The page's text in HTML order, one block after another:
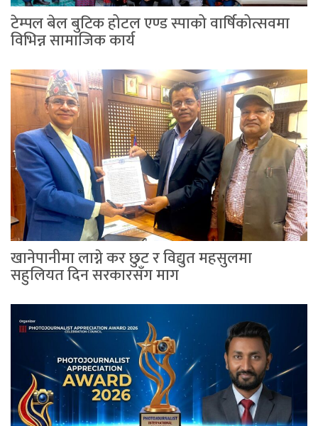
टेम्पल बेल बुटिक होटल एण्ड स्पाको वार्षिकोत्सवमा
विभिन्न सामाजिक कार्य
खानेपानीमा लाग्ने कर छुट र विद्युत महसुलमा
सहुलियत दिन सरकारसँग माग